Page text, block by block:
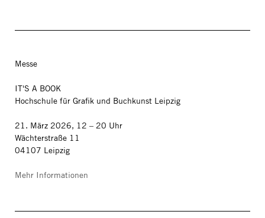
Messe
IT'S A BOOK
Hochschule für Grafik und Buchkunst Leipzig
21. März 2026, 12 – 20 Uhr
Wächterstraße 11
04107 Leipzig
Mehr Informationen